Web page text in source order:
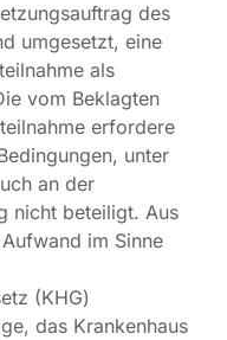
des
umgesetzt, eine
als
vom Beklagten
erfordere
unter
an der
nicht beteiligt. Aus
im Sinne
(KHG)
das Krankenhaus